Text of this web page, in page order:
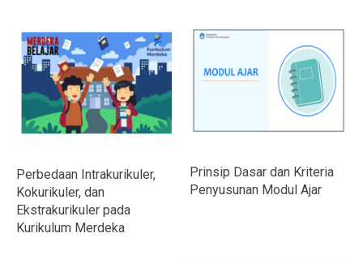
Perbedaan Intrakurikuler,
Kokurikuler, dan
Ekstrakurikuler pada
Kurikulum Merdeka
Prinsip Dasar dan Kriteria
Penyusunan Modul Ajar